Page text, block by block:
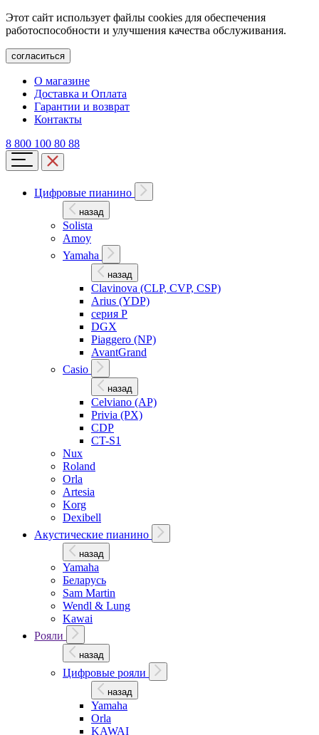
Этот сайт использует файлы cookies для обеспечения
работоспособности и улучшения качества обслуживания.
согласиться
О магазине
Доставка и Оплата
Гарантии и возврат
Контакты
8 800 100 80 88
Цифровые пианино
назад
Solista
Amoy
Yamaha
назад
Clavinova (CLP, CVP, CSP)
Arius (YDP)
серия P
DGX
Piaggero (NP)
AvantGrand
Casio
назад
Celviano (AP)
Privia (PX)
CDP
CT-S1
Nux
Roland
Orla
Artesia
Korg
Dexibell
Акустические пианино
назад
Yamaha
Беларусь
Sam Martin
Wendl & Lung
Kawai
Рояли
назад
Цифровые рояли
назад
Yamaha
Orla
KAWAI